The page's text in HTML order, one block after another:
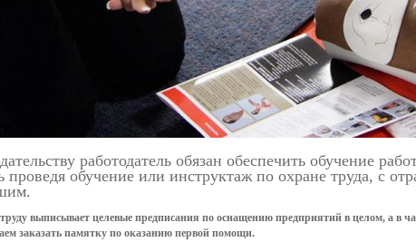
работодатель обязан обеспечить обучение
обучение или инструктаж по охране труда, с
выписывает целевые предписания по оснащению предприятий в целом, а в
заказать памятку по оказанию первой помощи.